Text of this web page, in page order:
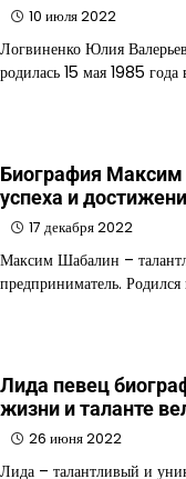
10 июля 2022
Логвиненко Юлия
родилась 15 мая 1985
Биография Максим
успеха и
17 декабря 2022
Максим Шабалин –
предприниматель.
Лида певец
жизни и таланте
26 июня 2022
Лида – талантливый и